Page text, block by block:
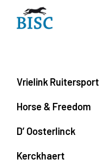
Vrielink Ruitersport
Horse & Freedom
D’ Oosterlinck
Kerckhaert